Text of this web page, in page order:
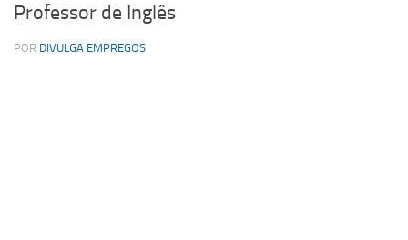
Professor de Inglês
POR DIVULGA EMPREGOS